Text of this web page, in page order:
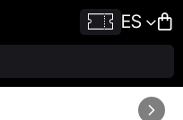
ES